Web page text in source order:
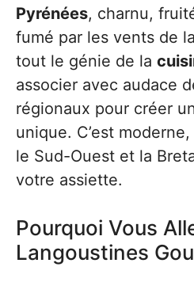
Pyrénées, charnu,
fumé par les vents de
tout le génie de la
associer avec audace
régionaux pour créer
unique. C’est
le Sud-Ouest et la
votre assiette.
Pourquoi Vous
Langoustines